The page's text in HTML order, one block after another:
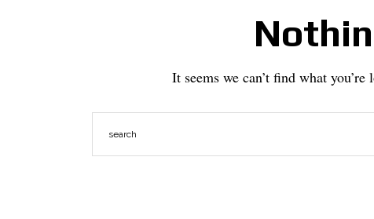
It seems we can’t find what